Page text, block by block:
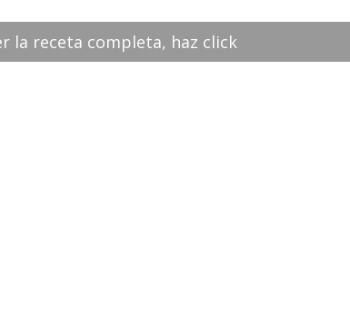
la receta completa, haz click